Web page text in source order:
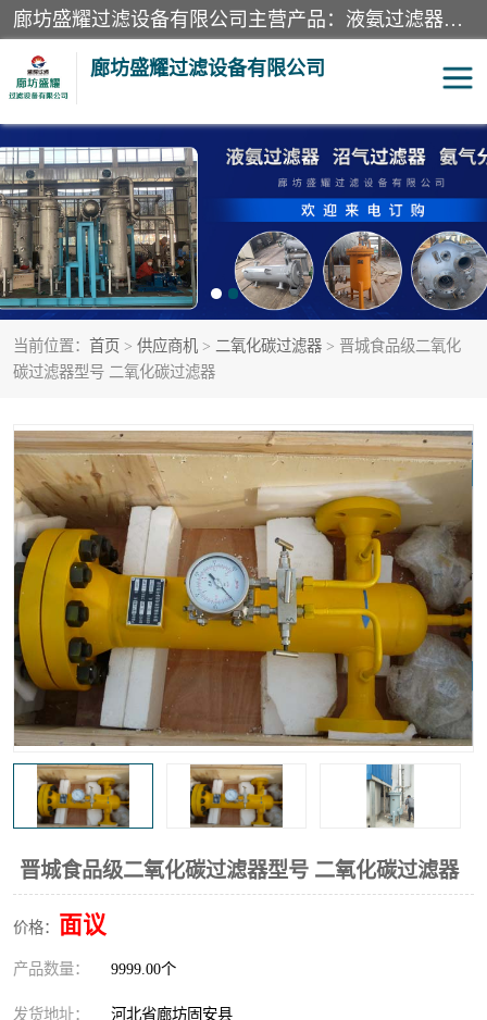
廊坊盛耀过滤设备有限公司主营产品：液氨过滤器、沼气过滤器、氨气分离器、二氧化碳过滤器、过滤器、液氨氨气过滤器、天然气过滤器、管道过滤器、*过滤器、液氨除油除水过滤器、氨气除油除水过滤器、焦炉煤气除焦油过滤器等。
廊坊盛耀过滤设备有限公司
当前位置： 首页 > 供应商机 > 二氧化碳过滤器 > 晋城食品级二氧化
碳过滤器型号 二氧化碳过滤器
晋城食品级二氧化碳过滤器型号 二氧化碳过滤器
价格： 面议
产品数量： 9999.00个
发货地址： 河北省廊坊固安县
二氧化碳过滤器 过滤器
液氨氨气过滤器 沼气过滤器
天然气过滤器 管道过滤器
甲醇过滤器 液氨除油除水过滤器
硝酸尾气分离器 酸雾聚结分离器
高炉煤气过滤器 替代进口过滤器
化工盐酸气聚结器 耐腐蚀除雾器滤芯